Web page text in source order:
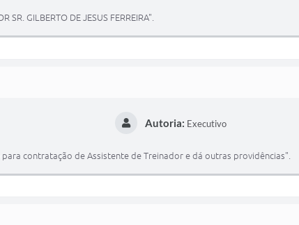
GILBERTO DE JESUS FERREIRA".
Autoria: Executivo
contratação de Assistente de Treinador e dá outras providências".